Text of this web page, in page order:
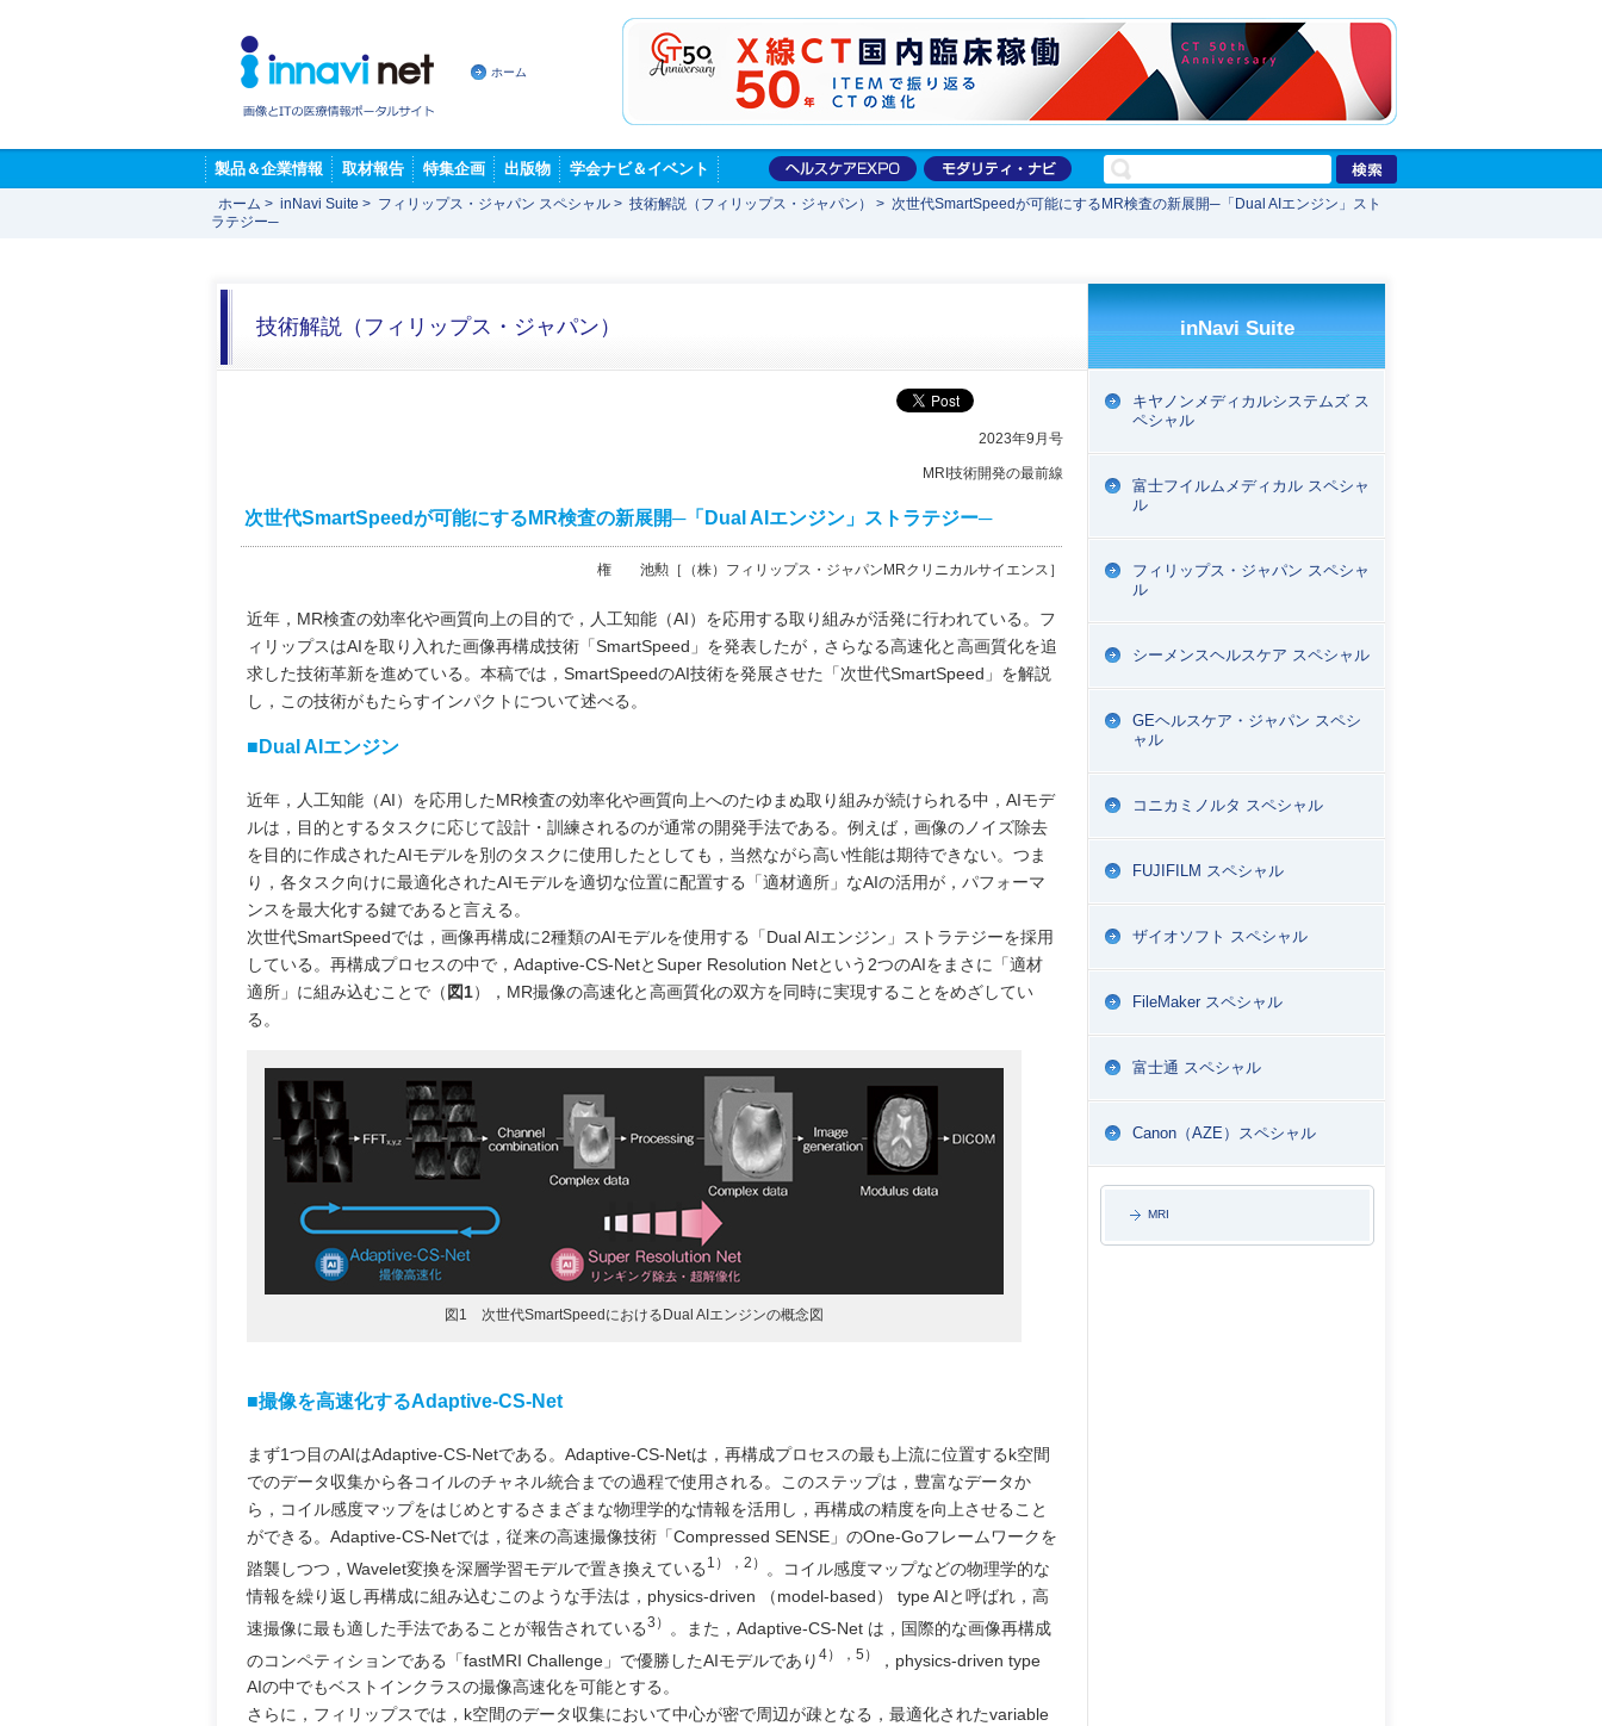
ホーム
製品＆企業情報 取材報告 特集企画 出版物 学会ナビ＆イベント
ホーム > inNavi Suite > フィリップス・ジャパン スペシャル > 技術解説（フィリップス・ジャパン） > 次世代SmartSpeedが可能にするMR検査の新展開─「Dual AIエンジン」スト
ラテジー─
技術解説（フィリップス・ジャパン）
2023年9月号
MRI技術開発の最前線
次世代SmartSpeedが可能にするMR検査の新展開─「Dual AIエンジン」ストラテジー─
権 池勲［（株）フィリップス・ジャパンMRクリニカルサイエンス］
近年，MR検査の効率化や画質向上の目的で，人工知能（AI）を応用する取り組みが活発に行われている。フ
ィリップスはAIを取り入れた画像再構成技術「SmartSpeed」を発表したが，さらなる高速化と高画質化を追
求した技術革新を進めている。本稿では，SmartSpeedのAI技術を発展させた「次世代SmartSpeed」を解説
し，この技術がもたらすインパクトについて述べる。
■Dual AIエンジン
近年，人工知能（AI）を応用したMR検査の効率化や画質向上へのたゆまぬ取り組みが続けられる中，AIモデ
ルは，目的とするタスクに応じて設計・訓練されるのが通常の開発手法である。例えば，画像のノイズ除去
を目的に作成されたAIモデルを別のタスクに使用したとしても，当然ながら高い性能は期待できない。つま
り，各タスク向けに最適化されたAIモデルを適切な位置に配置する「適材適所」なAIの活用が，パフォーマ
ンスを最大化する鍵であると言える。
次世代SmartSpeedでは，画像再構成に2種類のAIモデルを使用する「Dual AIエンジン」ストラテジーを採用
している。再構成プロセスの中で，Adaptive-CS-NetとSuper Resolution Netという2つのAIをまさに「適材
適所」に組み込むことで（ 図1），MR撮像の高速化と高画質化の双方を同時に実現することをめざしてい
る。
図1 次世代SmartSpeedにおけるDual AIエンジンの概念図
■撮像を高速化するAdaptive-CS-Net
まず1つ目のAIはAdaptive-CS-Netである。Adaptive-CS-Netは，再構成プロセスの最も上流に位置するk空間
でのデータ収集から各コイルのチャネル統合までの過程で使用される。このステップは，豊富なデータか
ら，コイル感度マップをはじめとするさまざまな物理学的な情報を活用し，再構成の精度を向上させること
ができる。Adaptive-CS-Netでは，従来の高速撮像技術「Compressed SENSE」のOne-Goフレームワークを
踏襲しつつ，Wavelet変換を深層学習モデルで置き換えている 1），2）
。コイル感度マップなどの物理学的な
情報を繰り返し再構成に組み込むこのような手法は，physics-driven （model-based） type AIと呼ばれ，高
速撮像に最も適した手法であることが報告されている3）
。また，Adaptive-CS-Net は，国際的な画像再構成
のコンペティションである「fastMRI Challenge」で優勝したAIモデルであり 4），5）
，physics-driven type
AIの中でもベストインクラスの撮像高速化を可能とする。
さらに，フィリップスでは，k空間のデータ収集において中心が密で周辺が疎となる，最適化されたvariable
inNavi Suite
キヤノンメディカルシステムズ ス
ペシャル
富士フイルムメディカル スペシャ
ル
フィリップス・ジャパン スペシャ
ル
シーメンスヘルスケア スペシャル
GEヘルスケア・ジャパン スペシ
ャル
コニカミノルタ スペシャル
FUJIFILM スペシャル
ザイオソフト スペシャル
FileMaker スペシャル
富士通 スペシャル
Canon（AZE）スペシャル
MRI